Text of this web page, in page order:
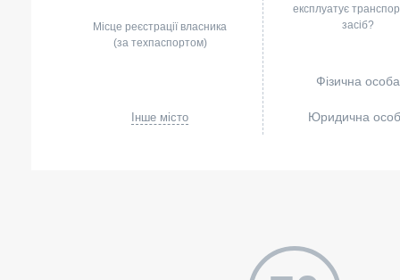
Місце реєстрації власника
(за техпаспортом)
Інше місто
експлуатує
засіб?
Фізична особа
Юридична